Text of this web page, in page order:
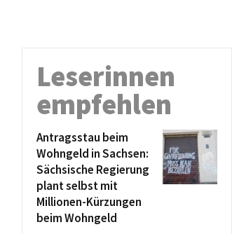
Leserinnen
empfehlen
Antragsstau beim
Wohngeld in Sachsen:
Sächsische Regierung
plant selbst mit
Millionen-Kürzungen
beim Wohngeld